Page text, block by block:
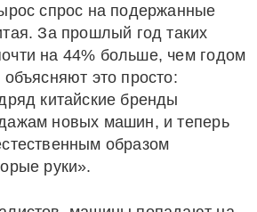
спрос на подержанные
За прошлый год таких
на 44% больше, чем годом
это просто:
китайские бренды
новых машин, и теперь
образом
руки».